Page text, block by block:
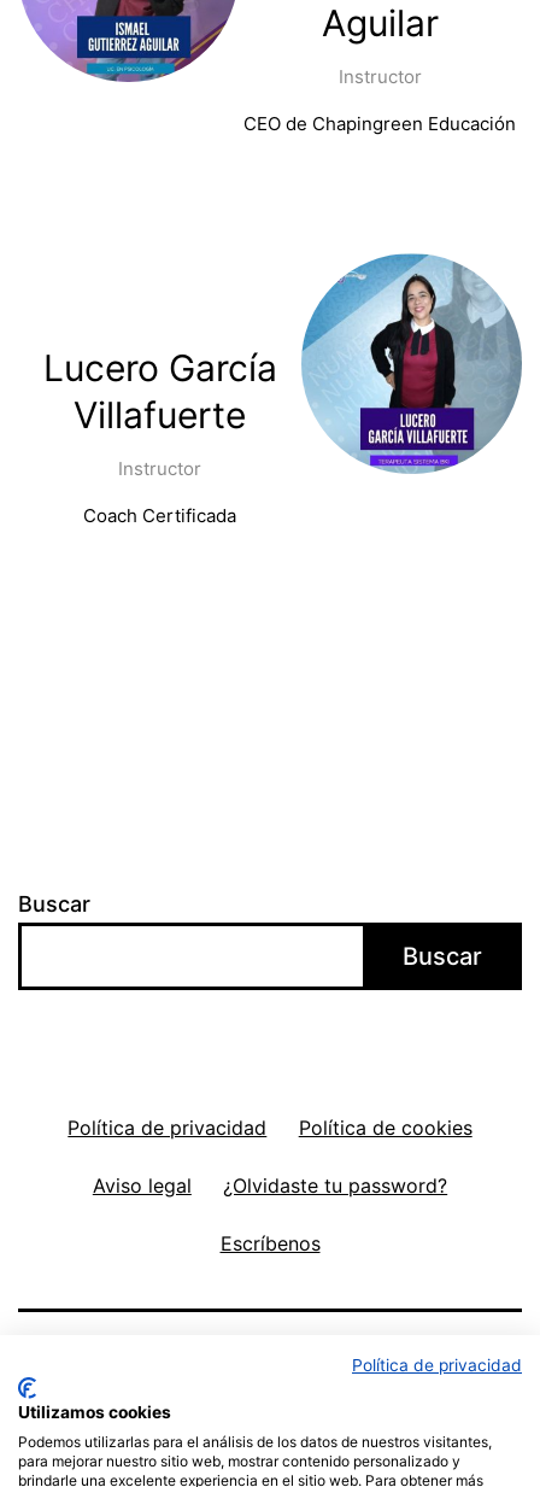
Aguilar
Instructor
CEO de Chapingreen Educación
Lucero García
Villafuerte
Instructor
Coach Certificada
Buscar
Buscar
Política de privacidad Política de cookies
Aviso legal ¿Olvidaste tu password?
Escríbenos
Política de privacidad
Utilizamos cookies
Podemos utilizarlas para el análisis de los datos de nuestros visitantes,
para mejorar nuestro sitio web, mostrar contenido personalizado y
brindarle una excelente experiencia en el sitio web. Para obtener más